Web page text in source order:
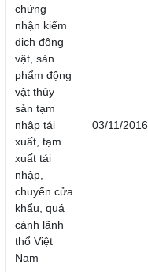
chứng
nhận kiểm
dịch động
vật, sản
phẩm động
vật thủy
sản tạm
nhập tái
xuất, tạm
xuất tái
nhập,
chuyển cửa
khẩu, quá
cảnh lãnh
thổ Việt
Nam
03/11/2016